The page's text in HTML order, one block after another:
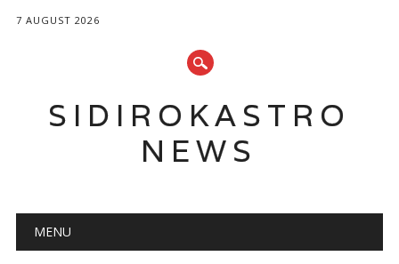
7 AUGUST 2026
SIDIROKASTRO
NEWS
Main menu
MENU